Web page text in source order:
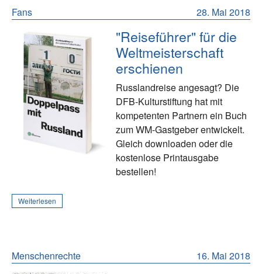
28. Mai 2018
Fans
"Reiseführer" für die
Weltmeisterschaft
erschienen
Russlandreise angesagt? Die
DFB-Kulturstiftung hat mit
kompetenten Partnern ein Buch
zum WM-Gastgeber entwickelt.
Gleich downloaden oder die
kostenlose Printausgabe
bestellen!
Weiterlesen
16. Mai 2018
Menschenrechte